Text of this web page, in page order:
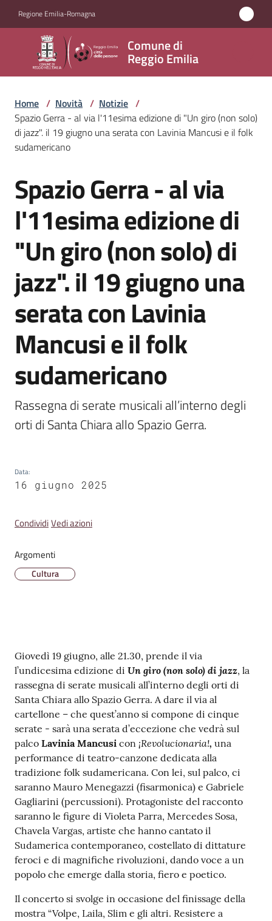
Regione Emilia-Romagna
Comune di
Reggio Emilia
Comune
di
Reggio
Emilia
Amministrazione
Servizi
Novità
Menu selezionato
Vivere
Reggio
Emilia
Tutti
gli
argomenti
u
s
m
v
e
n
Seguici
su
Home / Novità / Notizie /
Spazio Gerra - al via l'11esima edizione di "Un giro (non solo)
di jazz". il 19 giugno una serata con Lavinia Mancusi e il folk
sudamericano
Salta al contenuto
Spazio Gerra - al via
l'11esima edizione di
"Un giro (non solo) di
jazz". il 19 giugno una
serata con Lavinia
Mancusi e il folk
sudamericano
Rassegna di serate musicali all’interno degli
orti di Santa Chiara allo Spazio Gerra.
Data:
16 giugno 2025
CondividiVedi azioni
Argomenti
Cultura
Contenuto
Giovedì 19 giugno, alle 21.30, prende il via
l’undicesima edizione di Un giro (non solo) di jazz, la
rassegna di serate musicali all’interno degli orti di
Santa Chiara allo Spazio Gerra. A dare il via al
cartellone – che quest’anno si compone di cinque
serate - sarà una serata d’eccezione che vedrà sul
palco Lavinia Mancusi con ¡Revolucionaria!, una
performance di teatro-canzone dedicata alla
tradizione folk sudamericana. Con lei, sul palco, ci
saranno Mauro Menegazzi (fisarmonica) e Gabriele
Gagliarini (percussioni). Protagoniste del racconto
saranno le figure di Violeta Parra, Mercedes Sosa,
Chavela Vargas, artiste che hanno cantato il
Sudamerica contemporaneo, costellato di dittature
feroci e di magnifiche rivoluzioni, dando voce a un
popolo che emerge dalla storia, fiero e poetico.
Il concerto si svolge in occasione del finissage della
mostra “Volpe, Laila, Slim e gli altri. Resistere a